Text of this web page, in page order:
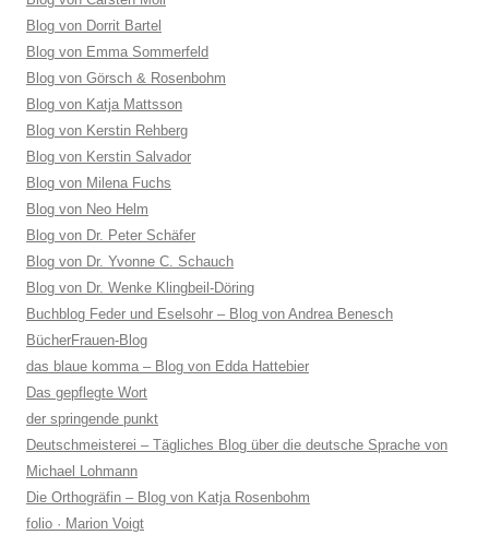
Blog von Dorrit Bartel
Blog von Emma Sommerfeld
Blog von Görsch & Rosenbohm
Blog von Katja Mattsson
Blog von Kerstin Rehberg
Blog von Kerstin Salvador
Blog von Milena Fuchs
Blog von Neo Helm
Blog von Dr. Peter Schäfer
Blog von Dr. Yvonne C. Schauch
Blog von Dr. Wenke Klingbeil-Döring
Buchblog Feder und Eselsohr – Blog von Andrea Benesch
BücherFrauen-Blog
das blaue komma – Blog von Edda Hattebier
Das gepflegte Wort
der springende punkt
Deutschmeisterei – Tägliches Blog über die deutsche Sprache von
Michael Lohmann
Die Orthogräfin – Blog von Katja Rosenbohm
folio · Marion Voigt